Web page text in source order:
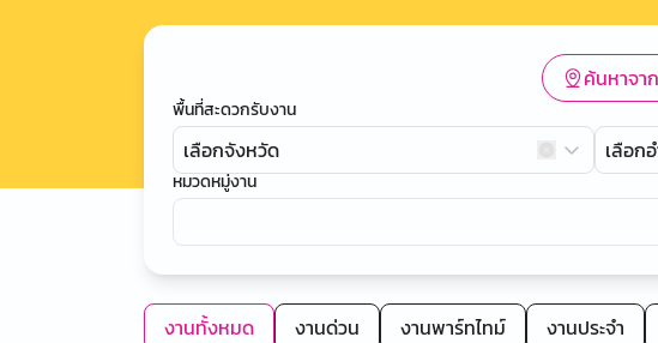
ค้นหาจา
พื้นที่สะดวกรับงาน
เลือกจังหวัด เลือก
หมวดหมู่งาน
งานทั้งหมด งานด่วน งานพาร์ทไทม์ งานประจำ